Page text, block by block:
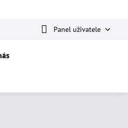
Panel uživatele